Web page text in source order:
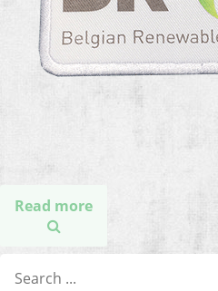
Read more